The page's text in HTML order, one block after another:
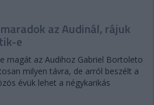
az Audinál, rájuk
e
magát az Audihoz Gabriel Bortoleto
milyen távra, de arról beszélt a
évük lehet a négykarikás